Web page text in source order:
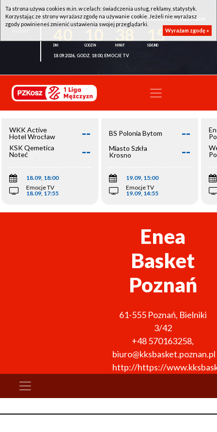
WKK ACTIVE HOTEL WROCŁAW - KSK QEMETICA NOTEĆ INOWROCŁAW
14
18.09.2026, GODZ. 18:00, EMOCJE TV
WKK Active
Hotel Wrocław
--
KSK Qemetica
Noteć
Inowrocław
--
18.09, 18:00
Emocje TV
18.09, 17:55
BS Polonia Bytom --
Miasto Szkła
Krosno
--
19.09, 15:00
Emocje TV
19.09, 14:55
Enea
Basket
Poznań
61-555 Poznań, Bielniki
3/42
+48 570163258,
biuro@kksbasket.poznan.pl
http://https://
Ta strona używa cookies m.in. w celach: świadczenia usług, reklamy, statystyk.
Korzystając ze strony wyrażasz zgodę na używanie cookie. Jeżeli nie wyrażasz
zgody powinieneś zmienić ustawienia swojej przeglądarki.
Wyrażam zgodę »